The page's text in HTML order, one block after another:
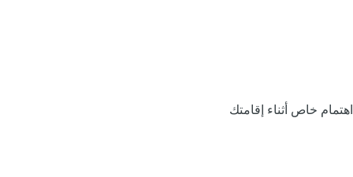
اهتمام خاص أثناء إقامتك